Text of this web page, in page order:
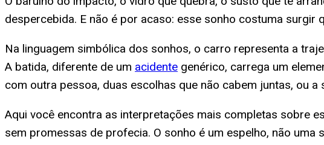
despercebida. E não é por acaso: esse sonho costuma
Na linguagem simbólica dos sonhos, o carro representa a
A batida, diferente de um acidente genérico, carrega um
com outra pessoa, duas escolhas que não cabem juntas, ou
Aqui você encontra as interpretações mais completas sobre
sem promessas de profecia. O sonho é um espelho, não uma